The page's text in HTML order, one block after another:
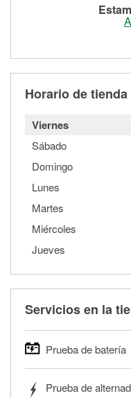
Horario de tienda
Viernes
Sábado
Domingo
Lunes
Martes
Miércoles
Jueves
Servicios en la
Prueba de batería
autos, camionetas,
Prueba de